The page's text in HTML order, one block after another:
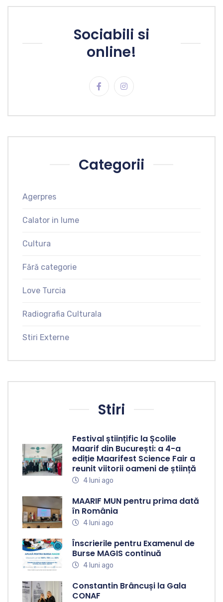
Sociabili si
online!
Categorii
Agerpres
Calator in lume
Cultura
Fără categorie
Love Turcia
Radiografia Culturala
Stiri Externe
Stiri
Festival științific la Școlile
Maarif din București: a 4-a
ediție Maarifest Science Fair a
reunit viitorii oameni de știință
4 luni ago
MAARIF MUN pentru prima dată
în România
4 luni ago
Înscrierile pentru Examenul de
Burse MAGIS continuă
4 luni ago
Constantin Brâncuși la Gala
CONAF